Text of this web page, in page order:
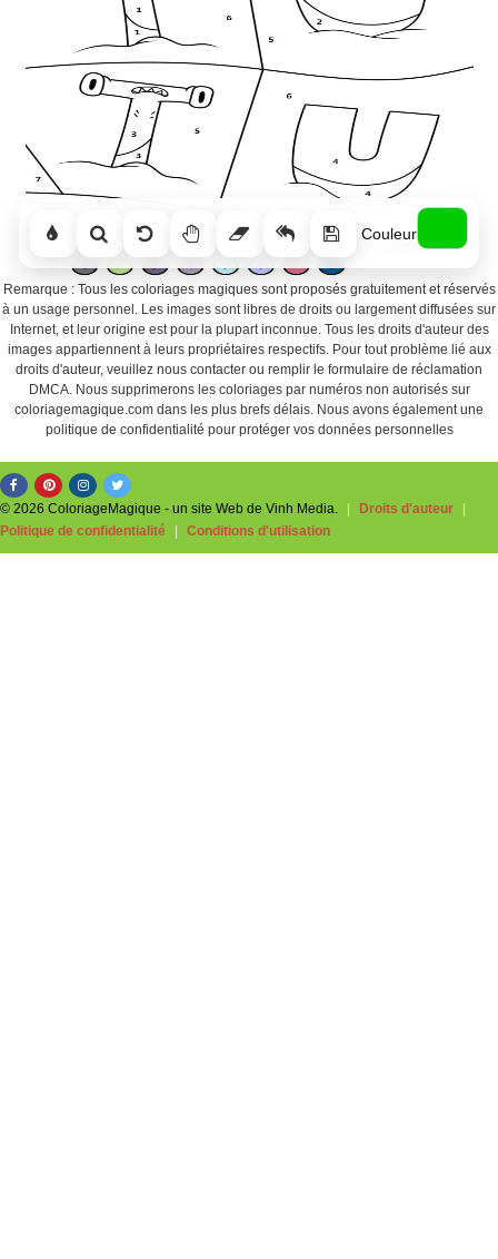
Couleur
Remarque : Tous les coloriages magiques sont proposés gratuitement et réservés
à un usage personnel. Les images sont libres de droits ou largement diffusées sur
Internet, et leur origine est pour la plupart inconnue. Tous les droits d'auteur des
images appartiennent à leurs propriétaires respectifs. Pour tout problème lié aux
droits d'auteur, veuillez nous contacter ou remplir le formulaire de réclamation
DMCA. Nous supprimerons les coloriages par numéros non autorisés sur
coloriagemagique.com dans les plus brefs délais. Nous avons également une
politique de confidentialité pour protéger vos données personnelles
© 2026 ColoriageMagique - un site Web de Vinh Media. Droits d'auteur
Politique de confidentialité
Conditions d'utilisation